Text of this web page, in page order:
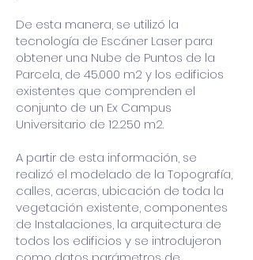
De esta manera, se utilizó la
tecnología de Escáner Laser para
obtener una Nube de Puntos de la
Parcela, de 45.000 m2 y los edificios
existentes que comprenden el
conjunto de un Ex Campus
Universitario de 12.250 m2.
A partir de esta información, se
realizó el modelado de la Topografía,
calles, aceras, ubicación de toda la
vegetación existente, componentes
de Instalaciones, la arquitectura de
todos los edificios y se introdujeron